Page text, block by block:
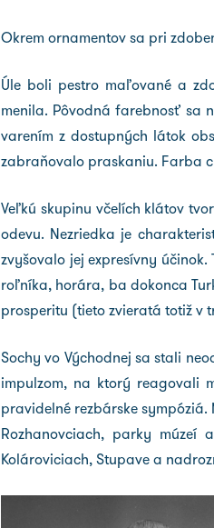
Okrem ornamentov sa pri
Úle boli pestro maľované a
menila. Pôvodná farebnosť sa
varením z dostupných látok
zabraňovalo praskaniu. Farba
Veľkú skupinu včelích klátov
odevu. Nezriedka je
zvyšovalo jej expresívny
roľníka, horára, ba dokonca
prosperitu (tieto zvieratá totiž v
Sochy vo Východnej sa stali
impulzom, na ktorý reagovali
pravidelné rezbárske
Rozhanovciach, parky múzeí
Kolároviciach, Stupave a